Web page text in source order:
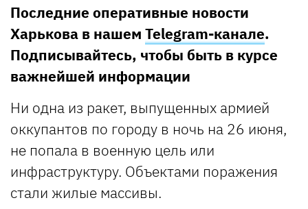
Последние оперативные новости
Харькова в нашем Telegram-канале.
Подписывайтесь, чтобы быть в курсе
важнейшей информации
Ни одна из ракет, выпущенных армией
оккупантов по городу в ночь на 26 июня,
не попала в военную цель или
инфраструктуру. Объектами поражения
стали жилые массивы.